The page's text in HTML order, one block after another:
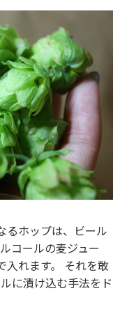
るホップは、ビール
コールの麦ジュー
入れます。 それを敢
に漬け込む手法をド